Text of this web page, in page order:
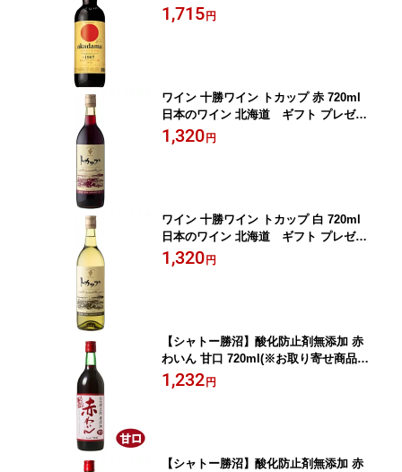
8670)
1,715円
ワイン 十勝ワイン トカップ 赤 720ml
日本のワイン 北海道 ギフト プレゼン
ト(4970903510011)
1,320円
ワイン 十勝ワイン トカップ 白 720ml
日本のワイン 北海道 ギフト プレゼン
ト(4970903510028)
1,320円
【シャトー勝沼】酸化防止剤無添加 赤
わいん 甘口 720ml(※お取り寄せ商品の
為、入荷に時間がかかります。TY) ギ
フト プレゼント(4941495200017)
1,232円
【シャトー勝沼】酸化防止剤無添加 赤